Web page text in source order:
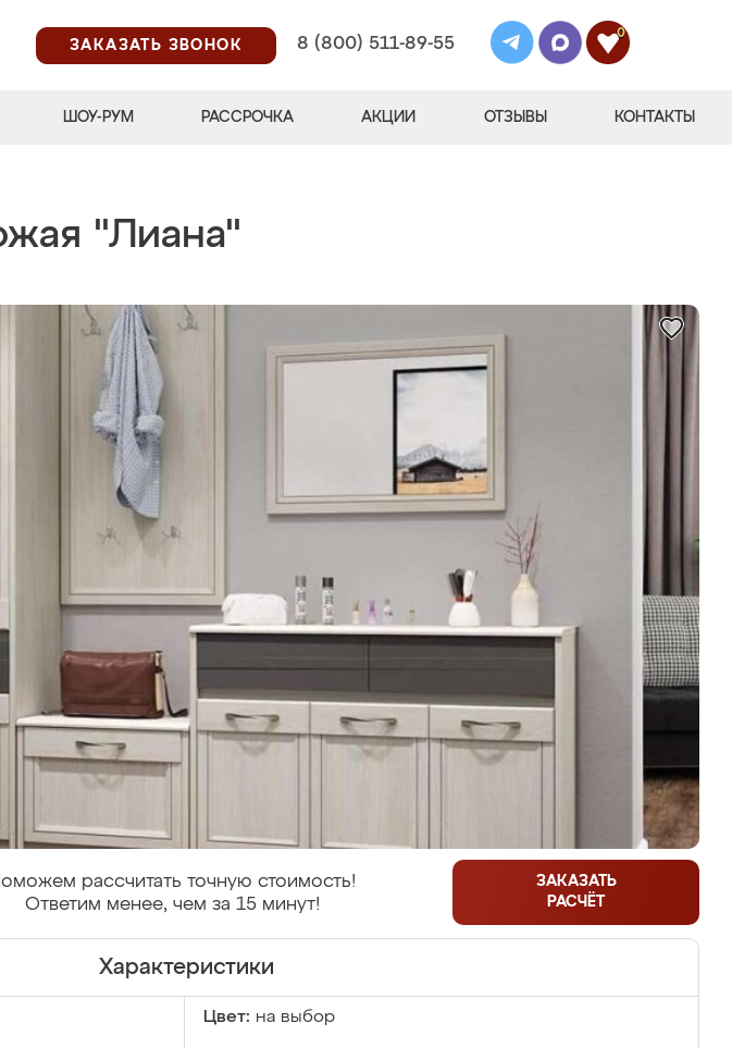
ЗАКАЗАТЬ ЗВОНОК
8 (800) 511-89-55
0
ШОУ-РУМ РАССРОЧКА АКЦИИ ОТЗЫВЫ КОНТАКТЫ
"Лиана"
рассчитать точную стоимость!
Ответим менее, чем за 15 минут!
ЗАКАЗАТЬ
РАСЧЁТ
Характеристики
Цвет: на выбор